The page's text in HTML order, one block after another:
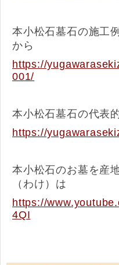
本小松石墓石の施工
から
https://
001/
本小松石墓石の代表
https://
本小松石のお墓を産
（わけ）は
https://
4QI